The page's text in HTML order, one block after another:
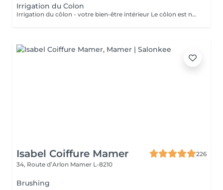
Irrigation du Colon
Irrigation du côlon - votre bien-être intérieur Le côlon est notre deuxième cerveau : pour une véritable harmonie, il est essentiel de prendre soin à la fois de son mental et de sa digestion. Une séance se déroule en deux temps : - Un échange personnalisé sur votre hygiène de vie, afin de vous donner des conseils alimentaires adaptés.( + ou - 30 minutes) - La séance d'irrigation ( + ou - 45 minutes), réalisée en douceur avec un appareil spécialisé, pour purifier et régénérer votre système digestif. Bienfaits : * Soulage ballonnements et lourdeurs * Améliore le transit * Élimine gaz et fermentations * Favorise une flore intestinale équilibrée * Apporte légèreté, vitalité et détente L'extérieur reflète l'intérieur : une peau lumineuse et un bien-être visible commencent par un côlon équilibré. Pour plus d'informations, consultez notre site : https://www.oxyzen.lu/massages/irrigation-du-colon.html
Isabel Coiffure Mamer
226
34, Route d’Arlon Mamer L-8210
Brushing